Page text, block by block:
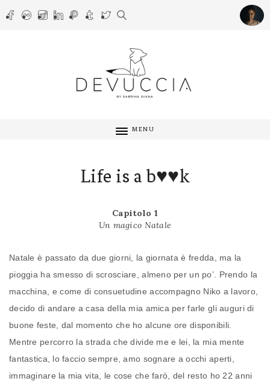
MENU
Life is a b♥♥k
Capitolo 1
Un magico Natale
Natale è passato da due giorni, la giornata è fredda, ma la
pioggia ha smesso di scrosciare, almeno per un po’. Prendo la
macchina, e come di consuetudine accompagno Niko a lavoro,
decido di andare a casa della mia amica per farle gli auguri di
buone feste, dal momento che ho alcune ore disponibili.
Mentre percorro la strada che divide me e lei, la mia mente
fantastica, lo faccio sempre, amo sognare a occhi aperti,
immaginare la mia vita, le cose che farò, del resto ho 22 anni